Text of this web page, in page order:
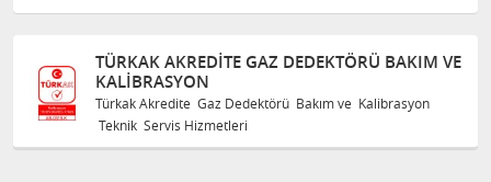
TÜRKAK AKREDITE GAZ DEDEKTÖRÜ BAKIM VE
KALIBRASYON
Türkak Akredite Gaz Dedektörü Bakım ve Kalibrasyon
Teknik Servis Hizmetleri